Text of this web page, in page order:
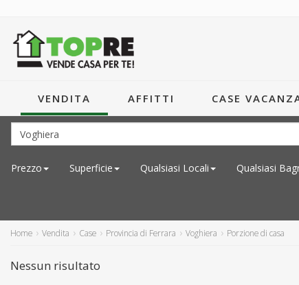
VENDITA AFFITTI CASE
Prezzo Superficie Qualsiasi Locali Qualsiasi
Home Vendita Case Provincia di Ferrara Voghiera Porzione di casa
Nessun risultato